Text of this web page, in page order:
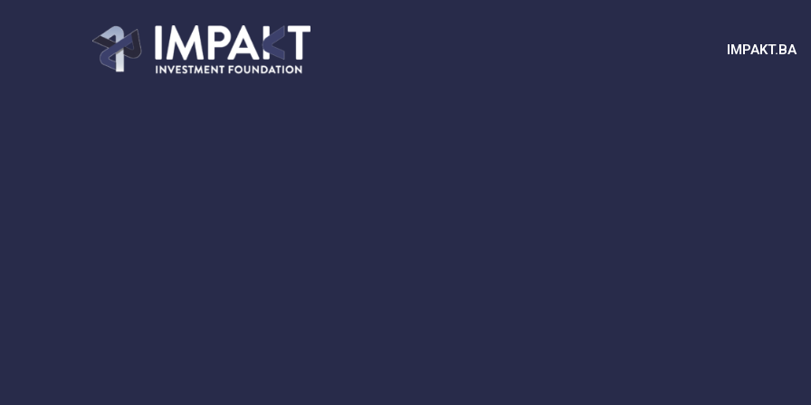
IMPAKT.BA